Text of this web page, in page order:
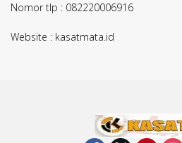
Nomor tlp : 082220006916
Website : kasatmata.id